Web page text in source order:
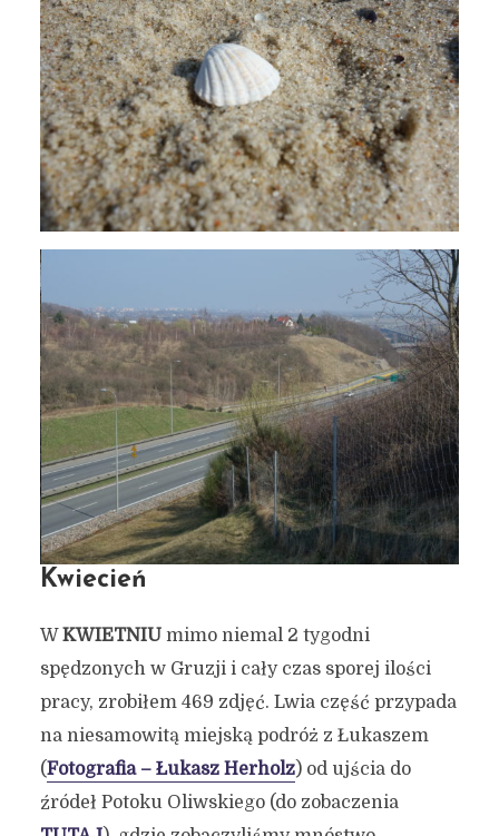
Kwiecień
WKWIETNIUmimo niemal 2 tygodni
spędzonych w Gruzji i cały czas sporej ilości
pracy, zrobiłem 469 zdjęć. Lwia część przypada
na niesamowitą miejską podróż z Łukaszem
(Fotografia – Łukasz Herholz) od ujścia do
źródeł Potoku Oliwskiego (do zobaczenia